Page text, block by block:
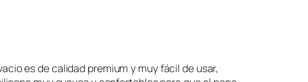
es de calidad premium y muy fácil de usar,